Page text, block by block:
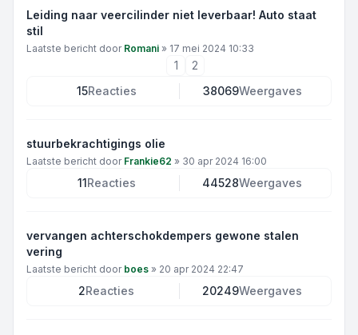
Leiding naar veercilinder niet leverbaar! Auto staat
stil
Laatste bericht door Romani » 17 mei 2024 10:33
1
2
15Reacties 38069Weergaves
stuurbekrachtigings olie
Laatste bericht door Frankie62 » 30 apr 2024 16:00
11Reacties 44528Weergaves
vervangen achterschokdempers gewone stalen
vering
Laatste bericht door boes » 20 apr 2024 22:47
2Reacties 20249Weergaves